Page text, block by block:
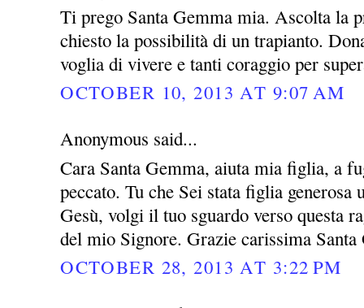
Ti prego Santa Gemma mia. Ascolta la
chiesto la possibilità di un trapianto.
voglia di vivere e tanti coraggio per
OCTOBER 10, 2013 AT 9:07 AM
Anonymous said...
Cara Santa Gemma, aiuta mia figlia, a
peccato. Tu che Sei stata figlia generosa
Gesù, volgi il tuo sguardo verso questa
del mio Signore. Grazie carissima Santa
OCTOBER 28, 2013 AT 3:22 PM